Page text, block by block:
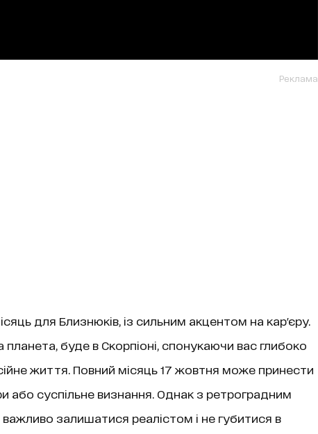
Реклама
для Близнюків, із сильним акцентом на кар'єру.
буде в Скорпіоні, спонукаючи вас глибоко
життя. Повний місяць 17 жовтня може принести
або суспільне визнання. Однак з ретроградним
залишатися реалістом і не губитися в